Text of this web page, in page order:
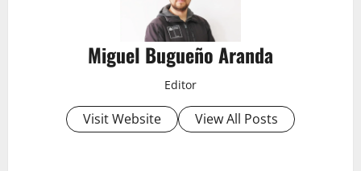
Miguel Bugueño Aranda
Editor
Visit Website View All Posts